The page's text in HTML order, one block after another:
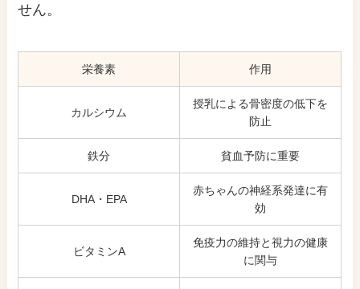
せん。
栄養素 作用
カルシウム
授乳による骨密度の低下を
防止
鉄分 貧血予防に重要
DHA・EPA
赤ちゃんの神経系発達に有
効
ビタミンA
免疫力の維持と視力の健康
に関与